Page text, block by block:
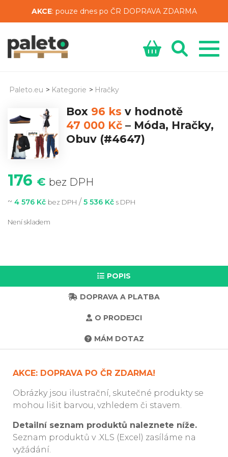
AKCE: pouze dnes po ČR DOPRAVA ZDARMA
Paleto.eu > Kategorie > Hračky
Box 96 ks v hodnotě
47 000 Kč – Móda, Hračky,
Obuv (#4647)
176 € bez DPH
~ 4 576 Kč bez DPH / 5 536 Kč s DPH
Není skladem
POPIS
DOPRAVA A PLATBA
O PRODEJCI
MÁM DOTAZ
AKCE: DOPRAVA PO ČR ZDARMA!
Obrázky jsou ilustrační, skutečné produkty se
mohou lišit barvou, vzhledem či stavem.
Detailní seznam produktů naleznete níže.
Seznam produktů v .XLS (Excel) zasíláme na
vyžádání.